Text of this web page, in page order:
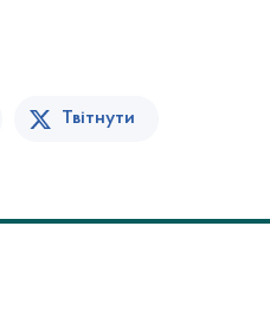
Твітнути